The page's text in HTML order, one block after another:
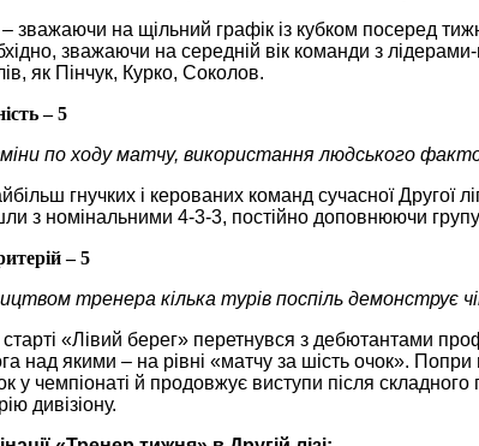
– зважаючи на щільний графік із кубком посеред
зважаючи на середній вік команди з
як Пінчук, Курко, Соколов.
– 5
по ходу матчу, використання людського
гнучких і керованих команд сучасної
з номінальними 4-3-3, постійно доповнюючи
– 5
тренера кілька турів поспіль демонструє
«Лівий берег» перетнувся з дебютантами
над якими – на рівні «матчу за шість очок».
у чемпіонаті й продовжує виступи після
дивізіону.